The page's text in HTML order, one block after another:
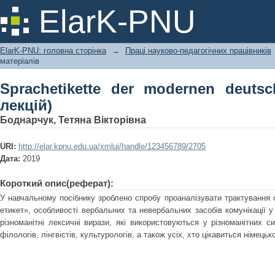
ElarK-PNU
Sprachetikette der modernen
ElarK-PNU: головна сторінка →
Праці науково-педагогічних працівників
матеріалів
Sprachetikette der modernen
лекцій)
Боднарчук, Тетяна Вікторівна
URI: http://elar.kpnu.edu.ua/xmlui/handle/123456789/2705
Дата: 2019
Короткий опис(реферат):
У навчальному посібнику зроблено спробу проаналізувати
етикет», особливості вербальних та невербальних засобів комунікації
різноманітні лексичні вирази, які використовуються у різноманітних
філологів, лінгвістів, культурологів, а також усіх, хто цікавиться